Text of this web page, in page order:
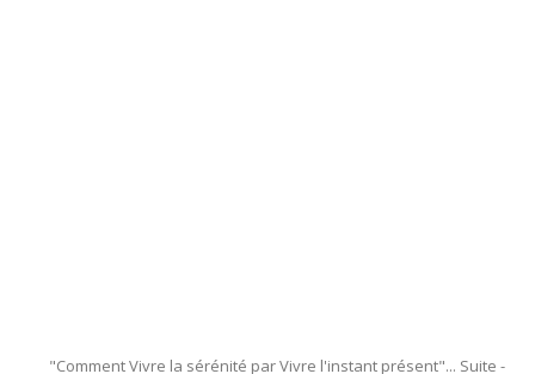
"Comment Vivre la sérénité par Vivre l'instant présent"... Suite -